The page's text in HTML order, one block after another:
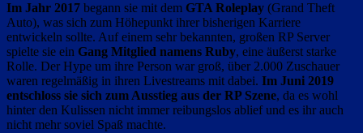
Im Jahr 2017 begann sie mit dem GTA Roleplay (Grand Theft
Auto), was sich zum Höhepunkt ihrer bisherigen Karriere
entwickeln sollte. Auf einem sehr bekannten, großen RP Server
spielte sie ein Gang Mitglied namens Ruby, eine äußerst starke
Rolle. Der Hype um ihre Person war groß, über 2.000 Zuschauer
waren regelmäßig in ihren Livestreams mit dabei. Im Juni 2019
entschloss sie sich zum Ausstieg aus der RP Szene, da es wohl
hinter den Kulissen nicht immer reibungslos ablief und es ihr auch
nicht mehr soviel Spaß machte.